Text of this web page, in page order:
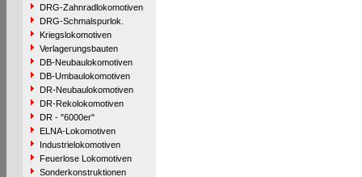
DRG-Zahnradlokomotiven
DRG-Schmalspurlok.
Kriegslokomotiven
Verlagerungsbauten
DB-Neubaulokomotiven
DB-Umbaulokomotiven
DR-Neubaulokomotiven
DR-Rekolokomotiven
DR - "6000er"
ELNA-Lokomotiven
Industrielokomotiven
Feuerlose Lokomotiven
Sonderkonstruktionen